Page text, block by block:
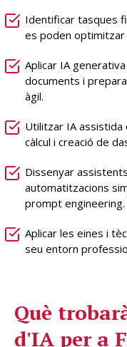
Identificar tasques
es poden optimitzar
Aplicar IA
documents i
àgil.
Utilitzar IA
càlcul i creació de
Dissenyar
automatitzacions
prompt engineering.
Aplicar les eines i
seu entorn
Què
d'IA per a